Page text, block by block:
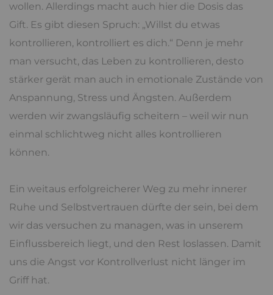
wollen. Allerdings macht auch hier die Dosis das
Gift. Es gibt diesen Spruch: „Willst du etwas
kontrollieren, kontrolliert es dich.“ Denn je mehr
man versucht, das Leben zu kontrollieren, desto
stärker gerät man auch in emotionale Zustände von
Anspannung, Stress und Ängsten. Außerdem
werden wir zwangsläufig scheitern – weil wir nun
einmal schlichtweg nicht alles kontrollieren
können.
Ein weitaus erfolgreicherer Weg zu mehr innerer
Ruhe und Selbstvertrauen dürfte der sein, bei dem
wir das versuchen zu managen, was in unserem
Einflussbereich liegt, und den Rest loslassen. Damit
uns die Angst vor Kontrollverlust nicht länger im
Griff hat.